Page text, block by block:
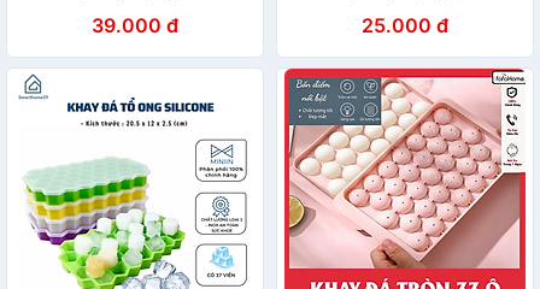
Bảo Quản Chống Mùi Tuyệt
Đối- Hàng Loại 1
39.000 đ
Bảo Quản Chống Mùi Tuyệt
Đối- Hàng Loại 1
25.000 đ